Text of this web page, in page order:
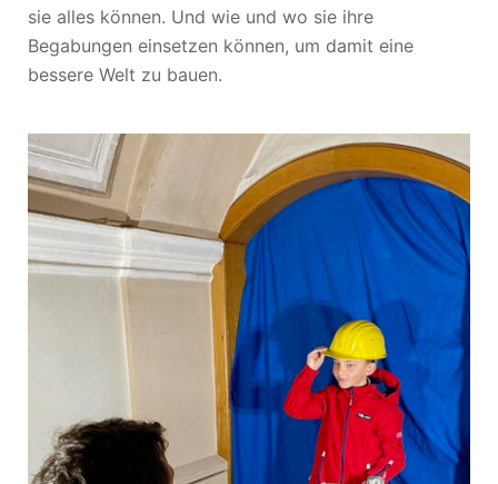
sie alles können. Und wie und wo sie ihre
Begabungen einsetzen können, um damit eine
bessere Welt zu bauen.